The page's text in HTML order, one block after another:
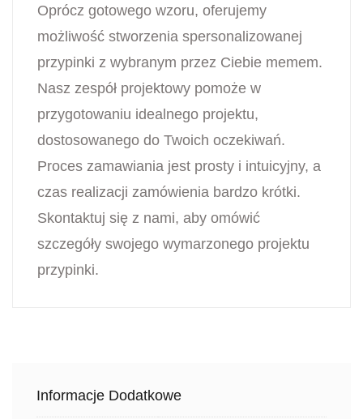
Oprócz gotowego wzoru, oferujemy
możliwość stworzenia spersonalizowanej
przypinki z wybranym przez Ciebie memem.
Nasz zespół projektowy pomoże w
przygotowaniu idealnego projektu,
dostosowanego do Twoich oczekiwań.
Proces zamawiania jest prosty i intuicyjny, a
czas realizacji zamówienia bardzo krótki.
Skontaktuj się z nami, aby omówić
szczegóły swojego wymarzonego projektu
przypinki.
Informacje Dodatkowe